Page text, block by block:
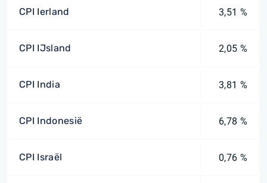
CPI Ierland 3,51 %
CPI IJsland 2,05 %
CPI India 3,81 %
CPI Indonesië 6,78 %
CPI Israël 0,76 %